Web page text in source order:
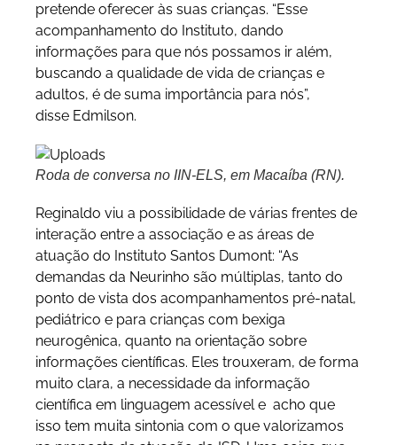
pretende oferecer às suas crianças. “Esse
acompanhamento do Instituto, dando
informações para que nós possamos ir além,
buscando a qualidade de vida de crianças e
adultos, é de suma importância para nós”,
disse Edmilson.
Roda de conversa no IIN-ELS, em Macaíba (RN).
Reginaldo viu a possibilidade de várias frentes de
interação entre a associação e as áreas de
atuação do Instituto Santos Dumont: “As
demandas da Neurinho são múltiplas, tanto do
ponto de vista dos acompanhamentos pré-natal,
pediátrico e para crianças com bexiga
neurogênica, quanto na orientação sobre
informações científicas. Eles trouxeram, de forma
muito clara, a necessidade da informação
científica em linguagem acessível e acho que
isso tem muita sintonia com o que valorizamos